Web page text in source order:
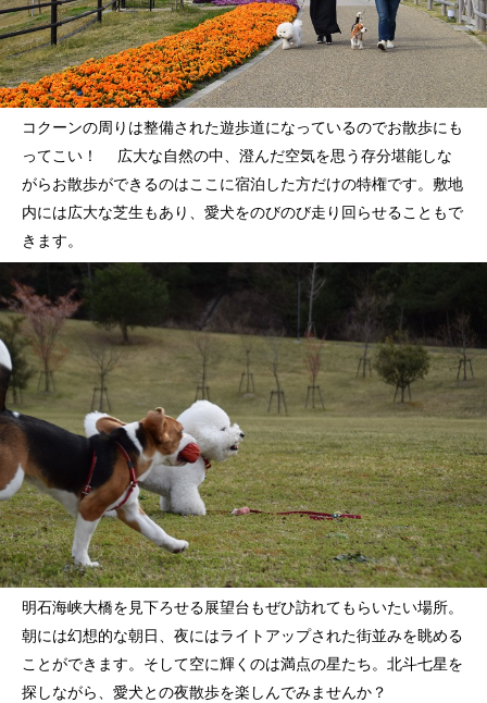
コクーンの周りは整備された遊歩道になっているのでお散歩にも
ってこい！ 広大な自然の中、澄んだ空気を思う存分堪能しな
がらお散歩ができるのはここに宿泊した方だけの特権です。敷地
内には広大な芝生もあり、愛犬をのびのび走り回らせることもで
きます。
明石海峡大橋を見下ろせる展望台もぜひ訪れてもらいたい場所。
朝には幻想的な朝日、夜にはライトアップされた街並みを眺める
ことができます。そして空に輝くのは満点の星たち。北斗七星を
探しながら、愛犬との夜散歩を楽しんでみませんか？